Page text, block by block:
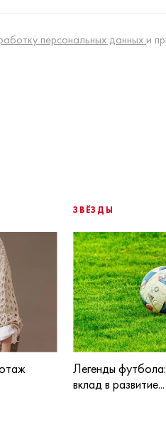
персональных данных и
ЗВЁЗДЫ
Легенды
вклад в развитие...